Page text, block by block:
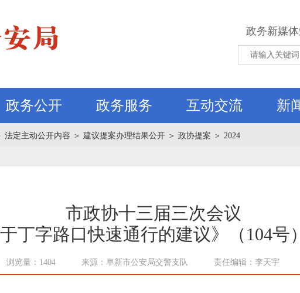
政务新媒
政务公开 政务服务 互动交流 新
法定主动公开内容 ＞ 建议提案办理结果公开 ＞ 政协提案 ＞ 2024
市政协十三届三次会议
于丁字路口快速通行的建议》（104号
浏览量：1404 来源：阜新市公安局交警支队 责任编辑：李天宇